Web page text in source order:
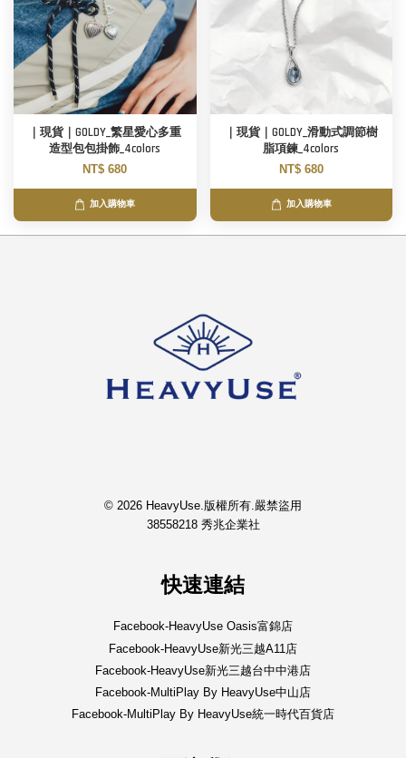
｜現貨｜GOLDY_繁星愛心多重
造型包包掛飾_4colors
NT$ 680
加入購物車
｜現貨｜GOLDY_滑動式調節樹
脂項鍊_4colors
NT$ 680
加入購物車
© 2026 HeavyUse.版權所有.嚴禁盜用
38558218 秀兆企業社
快速連結
Facebook-HeavyUse Oasis富錦店
Facebook-HeavyUse新光三越A11店
Facebook-HeavyUse新光三越台中中港店
Facebook-MultiPlay By HeavyUse中山店
Facebook-MultiPlay By HeavyUse統一時代百貨店